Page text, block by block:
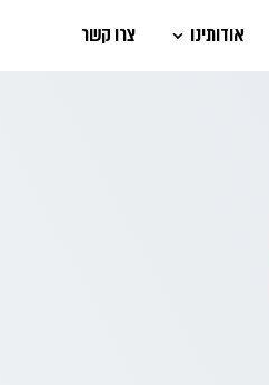
אודותינו צרו קשר